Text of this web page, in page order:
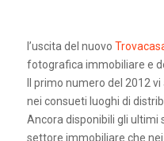
l’uscita del nuovo
fotografica immobiliare e
Il primo numero del 2012
nei consueti luoghi di
Ancora disponibili gli ultimi
settore immobiliare che nei